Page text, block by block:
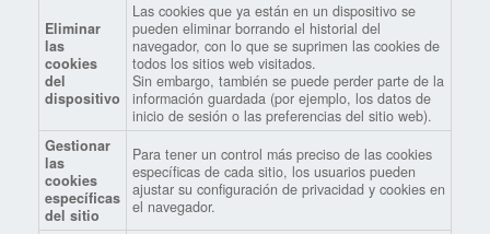
Eliminar
las
cookies
del
dispositivo
Las cookies que ya están en un dispositivo se
pueden eliminar borrando el historial del
navegador, con lo que se suprimen las cookies de
todos los sitios web visitados.
Sin embargo, también se puede perder parte de la
información guardada (por ejemplo, los datos de
inicio de sesión o las preferencias del sitio web).
Gestionar
las
cookies
específicas
del sitio
Para tener un control más preciso de las cookies
específicas de cada sitio, los usuarios pueden
ajustar su configuración de privacidad y cookies en
el navegador.